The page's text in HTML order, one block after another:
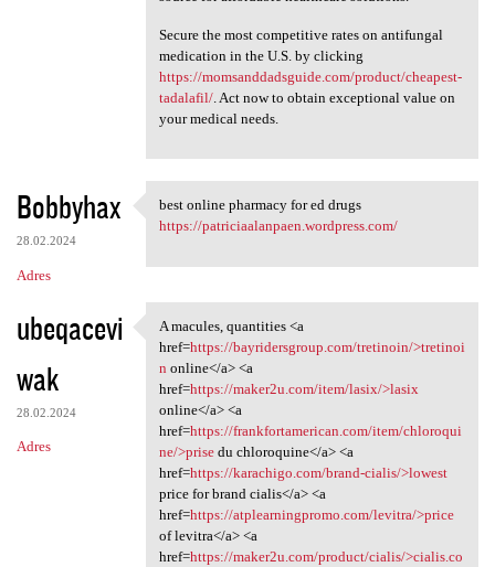
Secure the most competitive rates on antifungal
medication in the U.S. by clicking
https://momsanddadsguide.com/product/cheapest-
tadalafil/. Act now to obtain exceptional value on
your medical needs.
Bobbyhax
28.02.2024
Adres
best online pharmacy for ed
best online pharmacy for ed drugs
https://patriciaalanpaen.wordpress.com/
ubeqacevi
wak
28.02.2024
Adres
A macules, quantities <a href
A macules, quantities <a
href=https://bayridersgroup.com/tretinoin/>tretinoi
n online</a> <a
href=https://maker2u.com/item/lasix/>lasix
online</a> <a
href=https://frankfortamerican.com/item/chloroqui
ne/>prisedu chloroquine</a> <a
href=https://karachigo.com/brand-cialis/>lowest
price for brand cialis</a> <a
href=https://atplearningpromo.com/levitra/>price
of levitra</a> <a
href=https://maker2u.com/product/cialis/>cialis.co